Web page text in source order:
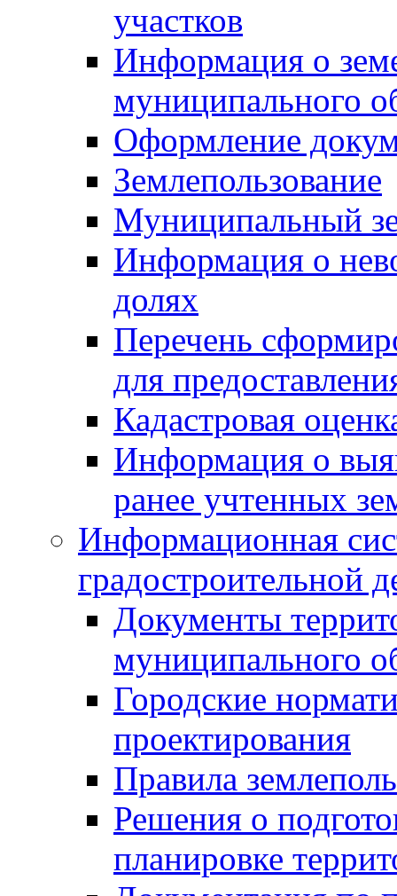
участков
Информация о
муниципального
Оформление
Землепользование
Муниципальный
Информация о
долях
Перечень
для
Кадастровая
Информация о
ранее учтенных
Информационная
градостроительной
Документы
муниципального
Городские
проектирования
Правила
Решения о
планировке